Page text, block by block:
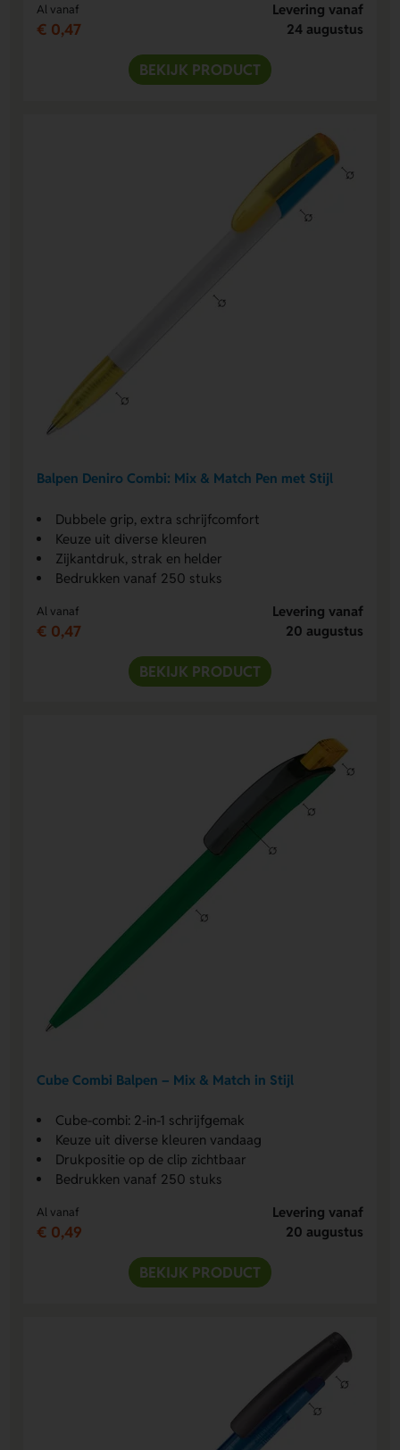
Al vanaf
€ 0,47
Levering vanaf
24 augustus
BEKIJK PRODUCT
Balpen Deniro Combi: Mix & Match Pen met Stijl
Dubbele grip, extra schrijfcomfort
Keuze uit diverse kleuren
Zijkantdruk, strak en helder
Bedrukken vanaf 250 stuks
Al vanaf
€ 0,47
Levering vanaf
20 augustus
BEKIJK PRODUCT
Cube Combi Balpen – Mix & Match in Stijl
Cube-combi: 2-in-1 schrijfgemak
Keuze uit diverse kleuren vandaag
Drukpositie op de clip zichtbaar
Bedrukken vanaf 250 stuks
Al vanaf
€ 0,49
Levering vanaf
20 augustus
BEKIJK PRODUCT